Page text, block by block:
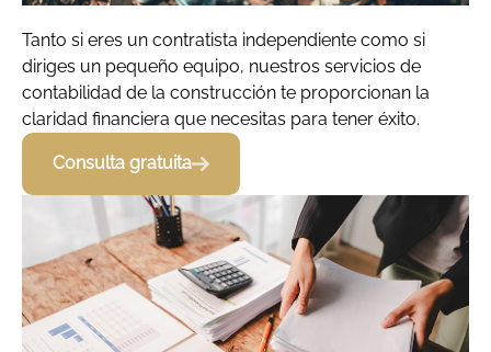
Tanto si eres un contratista independiente como si
diriges un pequeño equipo, nuestros servicios de
contabilidad de la construcción te proporcionan la
claridad financiera que necesitas para tener éxito.
Consulta gratuita